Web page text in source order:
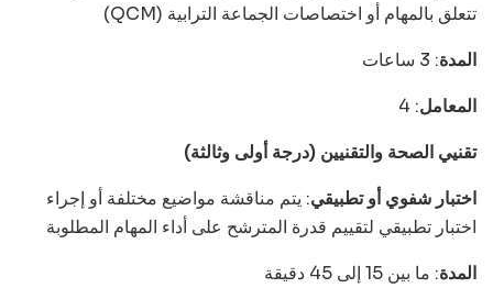
(QCM) تتعلق بالمهام أو اختصاصات الجماعة الترابية
المدة: 3 ساعات
المعامل: 4
تقنيي الصحة والتقنيين (درجة أولى وثالثة)
اختبار شفوي أو تطبيقي: يتم مناقشة مواضيع مختلفة أو إجراء
اختبار تطبيقي لتقييم قدرة المترشح على أداء المهام المطلوبة
المدة: ما بين 15 إلى 45 دقيقة